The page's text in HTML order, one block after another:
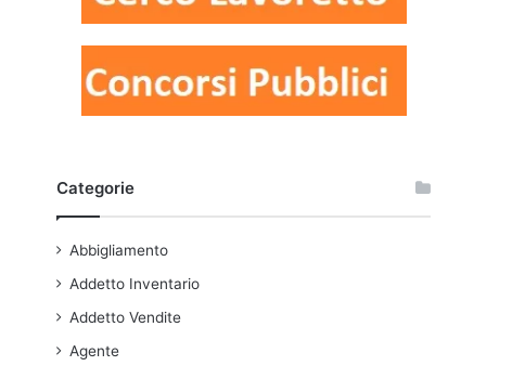
Categorie
Abbigliamento
Addetto Inventario
Addetto Vendite
Agente